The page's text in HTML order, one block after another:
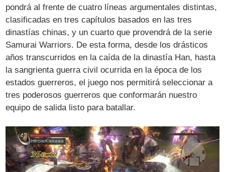
pondrá al frente de cuatro líneas argumentales distintas,
clasificadas en tres capítulos basados en las tres
dinastías chinas, y un cuarto que provendrá de la serie
Samurai Warriors. De esta forma, desde los drásticos
años transcurridos en la caída de la dinastía Han, hasta
la sangrienta guerra civil ocurrida en la época de los
estados guerreros, el juego nos permitirá seleccionar a
tres poderosos guerreros que conformarán nuestro
equipo de salida listo para batallar.